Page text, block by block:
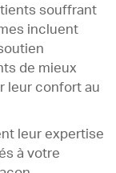
souffrant
incluent
de mieux
leur confort au
leur expertise
à votre